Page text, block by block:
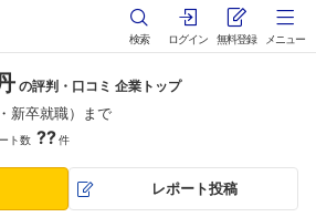
検索 ログイン 無料登録 メニュー
の評判・口コミ 企業トップ
新卒就職）まで
ト数 ??件
レポート投稿